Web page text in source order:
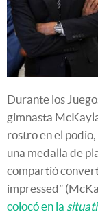
Durante los
gimnasta
rostro en el
una medalla de
compartió
impressed”
colocó en la